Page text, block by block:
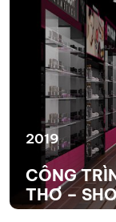
2019
CÔNG
THƠ –